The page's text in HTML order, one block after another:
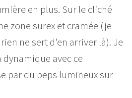
en plus. Sur le cliché
zone surex et cramée (je
ne sert d'en arriver là). Je
avec ce
par du peps lumineux sur